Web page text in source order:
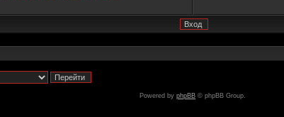
Powered by phpBB © phpBB Group.